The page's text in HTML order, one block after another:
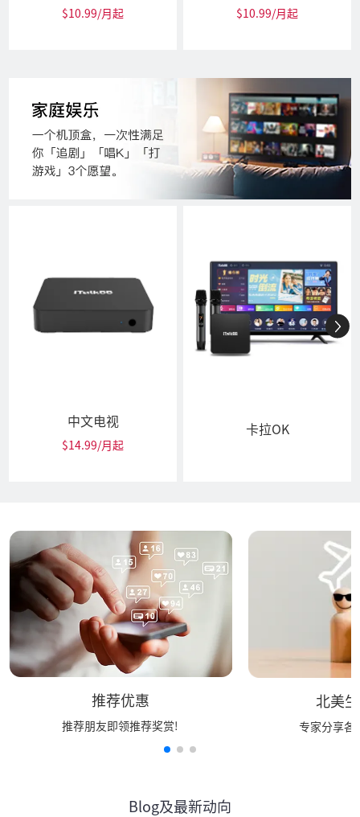
$10.99/月起 $10.99/月起
中文电视
$14.99/月起
卡拉OK
推荐优惠
推荐朋友即领推荐奖赏!
北美
专家分享
Blog及最新动向